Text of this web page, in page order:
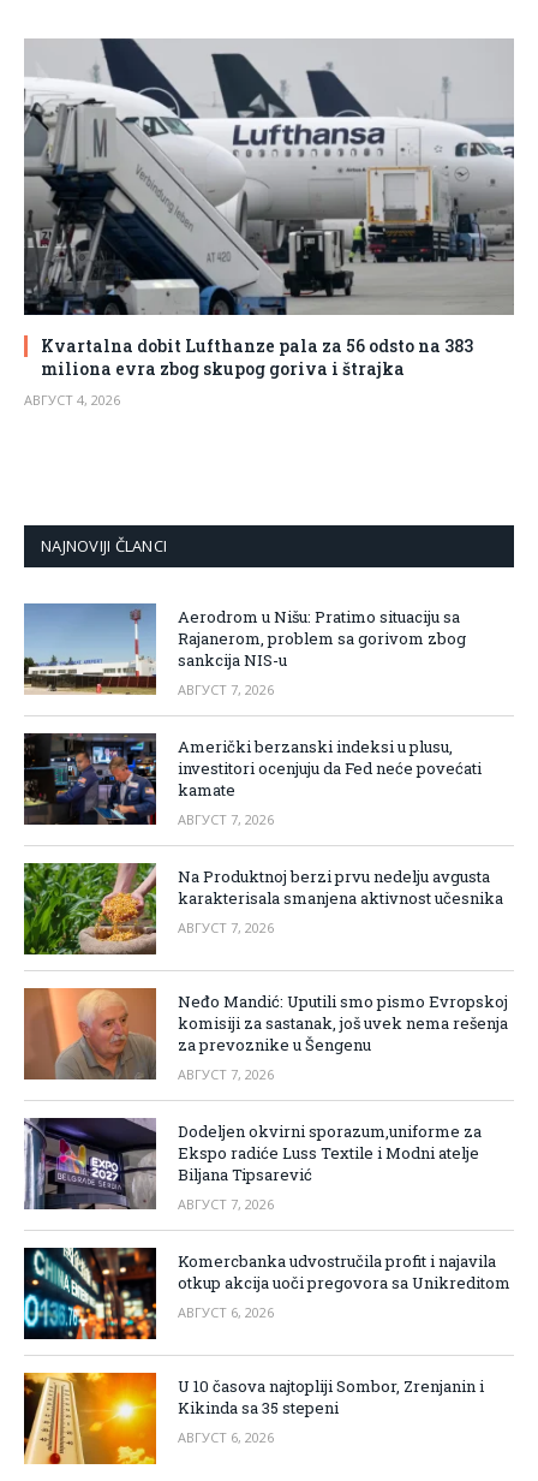
Kvartalna dobit Lufthanze pala za 56 odsto na 383
miliona evra zbog skupog goriva i štrajka
АВГУСТ 4, 2026
NAJNOVIJI ČLANCI
Aerodrom u Nišu: Pratimo situaciju sa
Rajanerom, problem sa gorivom zbog
sankcija NIS-u
АВГУСТ 7, 2026
Američki berzanski indeksi u plusu,
investitori ocenjuju da Fed neće povećati
kamate
АВГУСТ 7, 2026
Na Produktnoj berzi prvu nedelju avgusta
karakterisala smanjena aktivnost učesnika
АВГУСТ 7, 2026
Neđo Mandić: Uputili smo pismo Evropskoj
komisiji za sastanak, još uvek nema rešenja
za prevoznike u Šengenu
АВГУСТ 7, 2026
Dodeljen okvirni sporazum,uniforme za
Ekspo radiće Luss Textile i Modni atelje
Biljana Tipsarević
АВГУСТ 7, 2026
Komercbanka udvostručila profit i najavila
otkup akcija uoči pregovora sa Unikreditom
АВГУСТ 6, 2026
U 10 časova najtopliji Sombor, Zrenjanin i
Kikinda sa 35 stepeni
АВГУСТ 6, 2026